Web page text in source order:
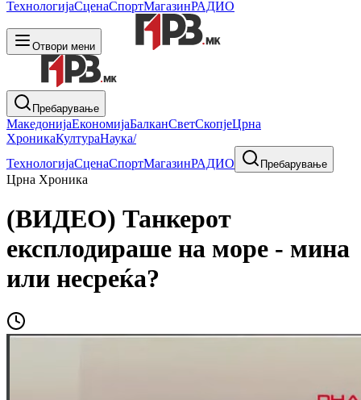
ТехнологијаСценаСпортМагазинРАДИО
Отвори мени
Пребарување
МакедонијаЕкономијаБалканСветСкопјеЦрна
ХроникаКултураНаука/
ТехнологијаСценаСпортМагазинРАДИО Пребарување
Црна Хроника
(ВИДЕО) Танкерот
експлодираше на море - мина
или несреќа?